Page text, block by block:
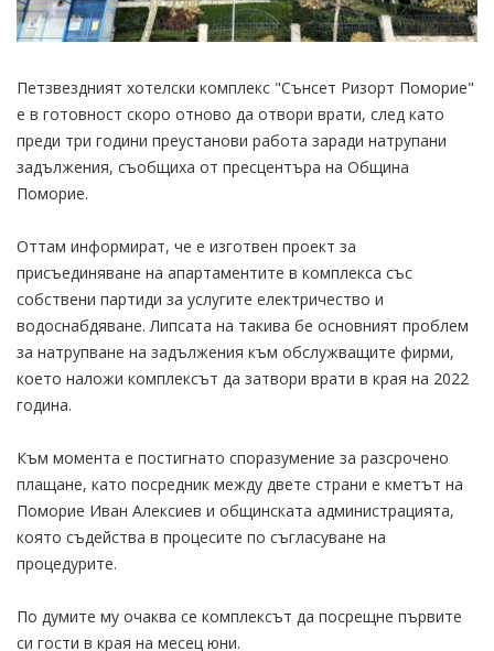
Петзвездният хотелски комплекс "Сънсет Ризорт Поморие"
е в готовност скоро отново да отвори врати, след като
преди три години преустанови работа заради натрупани
задължения, съобщиха от пресцентъра на Община
Поморие.
Оттам информират, че е изготвен проект за
присъединяване на апартаментите в комплекса със
собствени партиди за услугите електричество и
водоснабдяване. Липсата на такива бе основният проблем
за натрупване на задължения към обслужващите фирми,
което наложи комплексът да затвори врати в края на 2022
година.
Към момента е постигнато споразумение за разсрочено
плащане, като посредник между двете страни е кметът на
Поморие Иван Алексиев и общинската администрацията,
която съдейства в процесите по съгласуване на
процедурите.
По думите му очаква се комплексът да посрещне първите
си гости в края на месец юни.